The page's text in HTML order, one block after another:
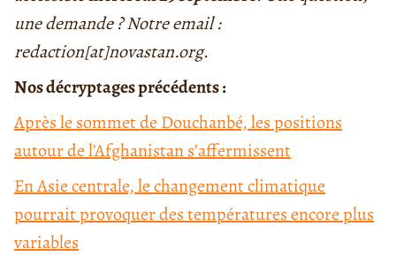
une demande ? Notre email :
redaction[at]novastan.org.
Nos décryptages précédents :
Après le sommet de Douchanbé, les positions
autour de l’Afghanistan s’affermissent
En Asie centrale, le changement climatique
pourrait provoquer des températures encore plus
variables